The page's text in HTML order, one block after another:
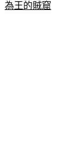
為王的賊窟